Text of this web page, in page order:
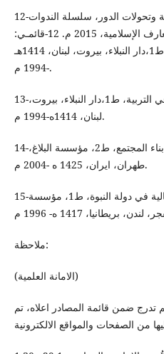
12-حسن: علي الحاج، القدوة الاهمية وتحولات الدور، سلسلة الندوات
الفكرية، نشر شبكة جمعية المعارف الإسلامية، 2015 م. 12-قائمـي:
علــــــي، دور الأم في التربية، ط1،دار النبلاء، بيروت، لبنان، 1414هـ
-1994 م.
13-قائمـــــــي: علــــــي، دور الأم في التربية، ط1،دار النبلاء، بيروت،
لبنان، 1414ه-1994 م.
14-لجنة التأليف: دور المرأة في بناء المجتمع، ط2، مؤسسة البلاغ،
طهران، ايران، 1425 ه -2004 م.
15-هاشم: سعيد، دور المرأة الرسالية في دولة النبوة، ط1، مؤسسة
ملاحظة:
(الامانة العلمية)
ضمن قائمة المصادر اعلاه، تم